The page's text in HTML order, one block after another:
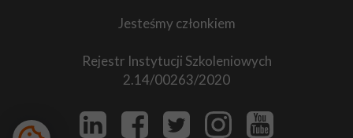
Jesteśmy członkiem
Rejestr Instytucji Szkoleniowych
2.14/00263/2020